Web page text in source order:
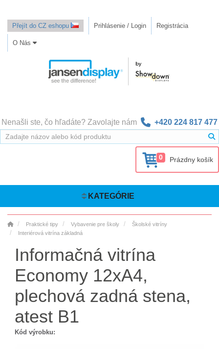
Přejít do CZ eshopu Prihlásenie / Login Registrácia
O Nás
Nenašli ste, čo hľadáte? Zavolajte nám +420 224 817 477
0 Prázdny košík
KATEGÓRIE
Praktické tipy Vybavenie pre školy
Školské vitríny
Interiérová vitrína základná
Informačná vitrína
Economy 12xA4,
plechová zadná stena,
atest B1
Kód výrobku: